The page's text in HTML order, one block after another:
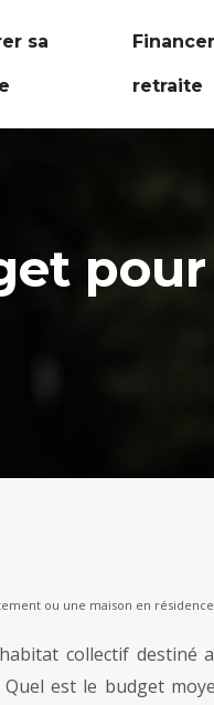
sa
retraite
ou une maison en
collectif
est le budget